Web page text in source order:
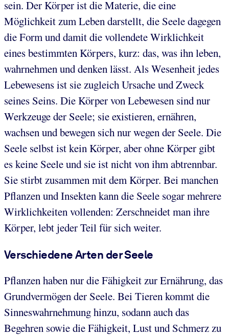
sein. Der Körper ist die Materie, die eine
Möglichkeit zum Leben darstellt, die Seele dagegen
die Form und damit die vollendete Wirklichkeit
eines bestimmten Körpers, kurz: das, was ihn leben,
wahrnehmen und denken lässt. Als Wesenheit jedes
Lebewesens ist sie zugleich Ursache und Zweck
seines Seins. Die Körper von Lebewesen sind nur
Werkzeuge der Seele; sie existieren, ernähren,
wachsen und bewegen sich nur wegen der Seele. Die
Seele selbst ist kein Körper, aber ohne Körper gibt
es keine Seele und sie ist nicht von ihm abtrennbar.
Sie stirbt zusammen mit dem Körper. Bei manchen
Pflanzen und Insekten kann die Seele sogar mehrere
Wirklichkeiten vollenden: Zerschneidet man ihre
Körper, lebt jeder Teil für sich weiter.
Verschiedene Arten der Seele
Pflanzen haben nur die Fähigkeit zur Ernährung, das
Grundvermögen der Seele. Bei Tieren kommt die
Sinneswahrnehmung hinzu, sodann auch das
Begehren sowie die Fähigkeit, Lust und Schmerz zu